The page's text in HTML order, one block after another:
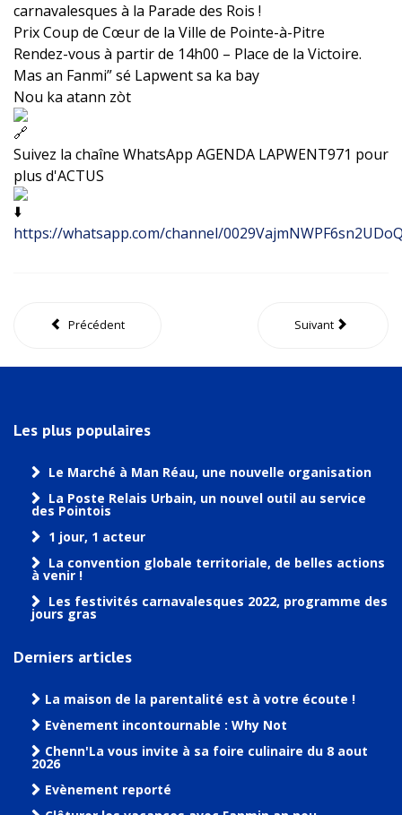
carnavalesques à la Parade des Rois !
Prix Coup de Cœur de la Ville de Pointe-à-Pitre
Rendez-vous à partir de 14h00 – Place de la Victoire.
Mas an Fanmi” sé Lapwent sa ka bay
Nou ka atann zòt
Suivez la chaîne WhatsApp AGENDA LAPWENT971 pour
plus d'ACTUS
https://whatsapp.com/channel/
Précédent Suivant
Les plus populaires
Le Marché à Man Réau, une nouvelle organisation
La Poste Relais Urbain, un nouvel outil au service
des Pointois
1 jour, 1 acteur
La convention globale territoriale, de belles actions
à venir !
Les festivités carnavalesques 2022, programme des
jours gras
Derniers articles
La maison de la parentalité est à votre écoute !
Evènement incontournable : Why Not
Chenn'La vous invite à sa foire culinaire du 8 aout
2026
Evènement reporté